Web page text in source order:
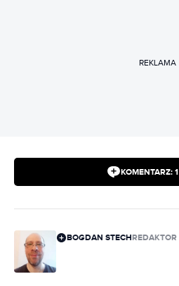
REKLAMA
KOMENTARZ: 1
BOGDAN STECHREDAKTOR